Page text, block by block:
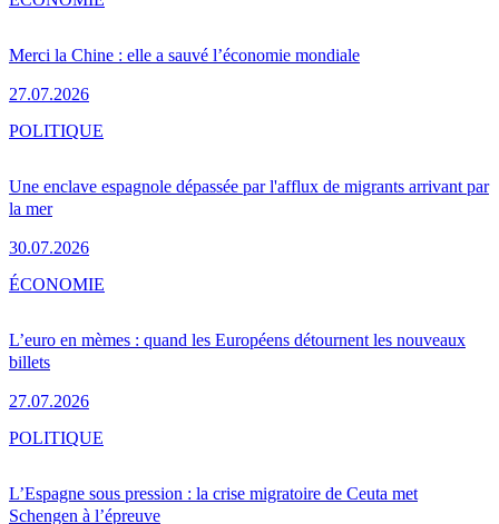
Merci la Chine : elle a sauvé l’économie mondiale
27.07.2026
Une enclave espagnole dépassée par l'afflux de migrants arrivant par
la mer
30.07.2026
POLITIQUE
L’euro en mèmes : quand les Européens détournent les nouveaux
billets
27.07.2026
ÉCONOMIE
L’Espagne sous pression : la crise migratoire de Ceuta met
Schengen à l’épreuve
POLITIQUE